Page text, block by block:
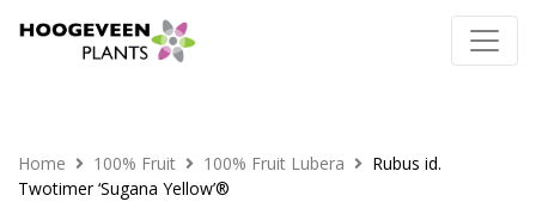
Home 100% Fruit 100% Fruit Lubera
Rubus id.
Twotimer ‘Sugana Yellow’®